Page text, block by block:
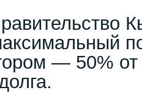
— 50% от